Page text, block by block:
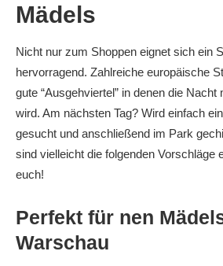
Mädels
Nicht nur zum Shoppen eignet sich ein
hervorragend. Zahlreiche europäische
gute “Ausgehviertel” in denen die
wird. Am nächsten Tag? Wird einfach
gesucht und anschließend im Park
sind vielleicht die folgenden Vorschläge
euch!
Perfekt für nen
Warschau